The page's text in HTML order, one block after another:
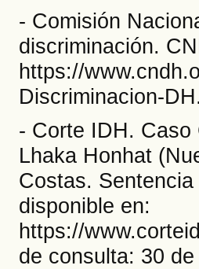
- Comisión
discriminación.
https://
Discriminacion-
- Corte IDH. Caso
Lhaka Honhat
Costas.
disponible en:
https://
de consulta: 30